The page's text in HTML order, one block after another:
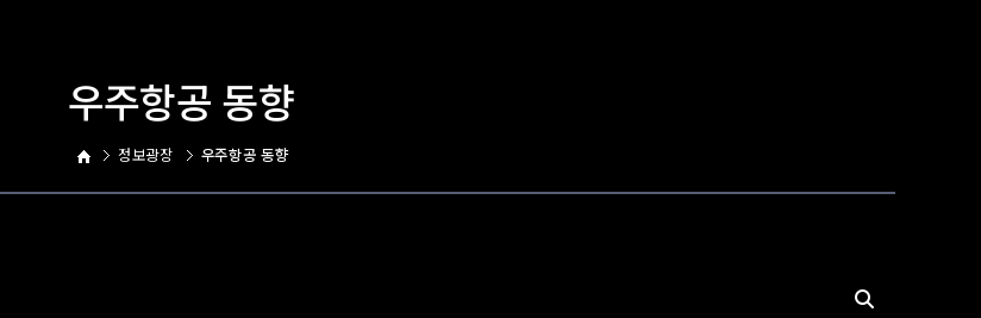
정보광장 우주항공 동향
우주항공 동향